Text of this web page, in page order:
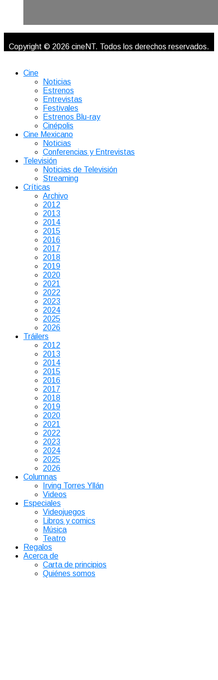
Copyright © 2026 cineNT. Todos los derechos reservados.
Cine
Noticias
Estrenos
Entrevistas
Festivales
Estrenos Blu-ray
Cinépolis
Cine Mexicano
Noticias
Conferencias y Entrevistas
Televisión
Noticias de Televisión
Streaming
Críticas
Archivo
2012
2013
2014
2015
2016
2017
2018
2019
2020
2021
2022
2023
2024
2025
2026
Tráilers
2012
2013
2014
2015
2016
2017
2018
2019
2020
2021
2022
2023
2024
2025
2026
Columnas
Irving Torres Yllán
Videos
Especiales
Videojuegos
Libros y comics
Música
Teatro
Regalos
Acerca de
Carta de principios
Quiénes somos